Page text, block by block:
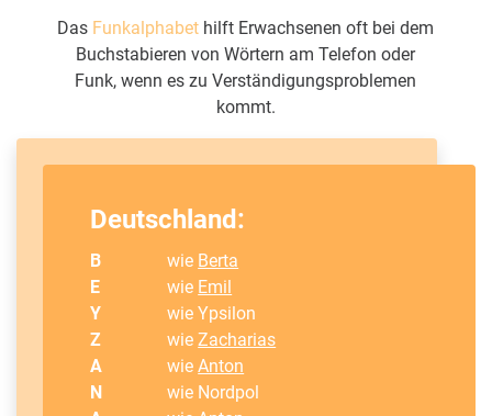
Das Funkalphabet hilft Erwachsenen oft bei dem
Buchstabieren von Wörtern am Telefon oder
Funk, wenn es zu Verständigungsproblemen
kommt.
Deutschland:
B wie Berta
E
wie Emil
Y
wie Ypsilon
Z
wieZacharias
A
wieAnton
N
wie Nordpol